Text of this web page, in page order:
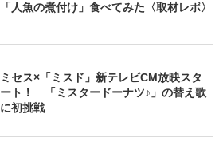
「人魚の煮付け」食べてみた〈取材レポ〉
ミセス×「ミスド」新テレビCM放映スタ
ート！ 「ミスタードーナツ♪」の替え歌
に初挑戦